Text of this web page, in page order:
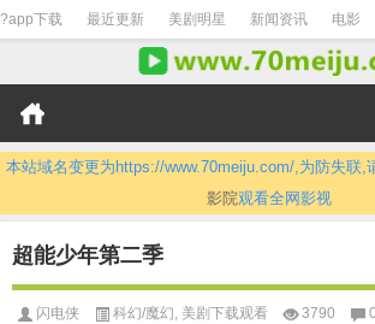
?app下载 最近更新 美剧明星 新闻资讯 电影
本站域名变更为https://www.70meiju.com/,为防失联,
影院观看全网影视
超能少年第二季
闪电侠 科幻/魔幻, 美剧下载观看 3790 0